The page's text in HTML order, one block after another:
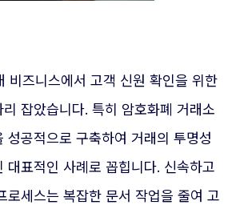
비즈니스에서 고객 신원 확인을 위한
잡았습니다. 특히 암호화폐 거래소
성공적으로 구축하여 거래의 투명성
대표적인 사례로 꼽힙니다. 신속하고
로세스는 복잡한 문서 작업을 줄여 고